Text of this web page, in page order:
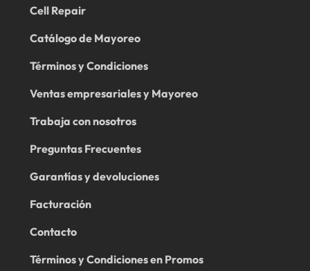
Cell Repair
Catálogo de Mayoreo
Términos y Condiciones
Ventas empresariales y Mayoreo
Trabaja con nosotros
Preguntas Frecuentes
Garantías y devoluciones
Facturación
Contacto
Términos y Condiciones en Promos